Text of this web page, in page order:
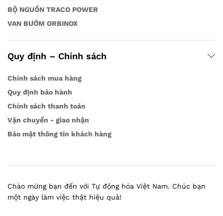
BỘ NGUỒN TRACO POWER
VAN BƯỚM ORBINOX
Quy định – Chính sách
Chính sách mua hàng
Quy định bảo hành
Chính sách thanh toán
Vận chuyển - giao nhận
Bảo mật thông tin khách hàng
Chào mừng bạn đến với Tự động hóa Việt Nam. Chúc bạn
một ngày làm việc thật hiệu quả!